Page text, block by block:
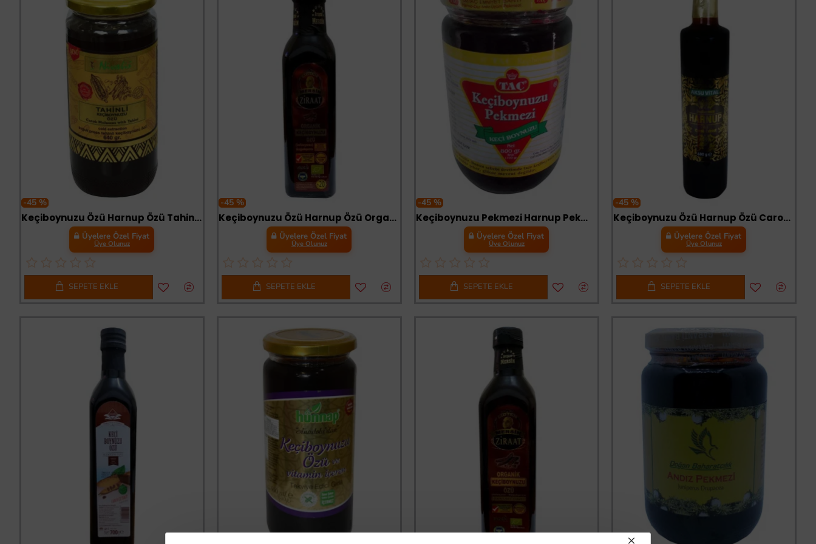
-45 %
Keçiboynuzu Özü Harnup Özü Tahinli Soğuk Press Cam Kavanoz 640 Gr
Üyelere Özel Fiyat
Üye Olunuz
SEPETE EKLE
-45 %
Keçiboynuzu Özü Harnup Özü Organik Cam Şişe 350 Gr
Üyelere Özel Fiyat
Üye Olunuz
SEPETE EKLE
-45 %
Keçiboynuzu Pekmezi Harnup Pekmezi Cam Kavanoz 800 Gr
Üyelere Özel Fiyat
Üye Olunuz
SEPETE EKLE
-45 %
Keçiboynuzu Özü Harnup Özü Carop Extract Cam Şişe 680 Gr
Üyelere Özel Fiyat
Üye Olunuz
SEPETE EKLE